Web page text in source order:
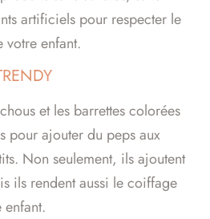
artificiels pour respecter le
votre enfant.
et les barrettes colorées
pour ajouter du peps aux
Non seulement, ils ajoutent
ils rendent aussi le coiffage
enfant.